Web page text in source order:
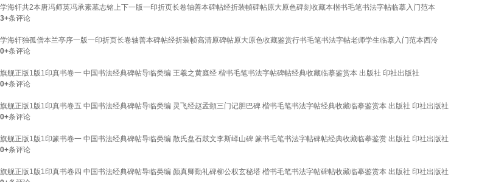
学海轩共2本唐冯师英冯承素墓志铭上下一版一印折页长卷轴善本碑帖经折装帧碑帖原大原色碑刻收藏本楷书毛笔书法字帖临摹入门范本
3+条评论
学海轩独孤僧本兰亭序一版一印折页长卷轴善本碑帖经折装帧高清原碑帖原大原色收藏鉴赏行书毛笔书法字帖老师学生临摹入门范本西泠
0+条评论
旗舰正版1版1印真书卷一 中国书法经典碑帖导临类编 王羲之黄庭经 楷书毛笔书法字帖碑帖经典收藏临摹鉴赏本 出版社 印社出版社
0+条评论
旗舰正版1版1印真书卷五 中国书法经典碑帖导临类编 灵飞经赵孟頫三门记胆巴碑 楷书毛笔书法字帖经典收藏临摹鉴赏本 出版社 印社出版社
0+条评论
旗舰正版1版1印篆书卷一 中国书法经典碑帖导临类编 散氏盘石鼓文李斯峄山碑 篆书毛笔书法字帖碑帖经典收藏临摹鉴赏 出版社 印社出版社
0+条评论
旗舰正版1版1印真书卷四 中国书法经典碑帖导临类编 颜真卿勤礼碑柳公权玄秘塔 楷书毛笔书法字帖碑帖收藏临摹鉴赏本 出版社 印社出版社